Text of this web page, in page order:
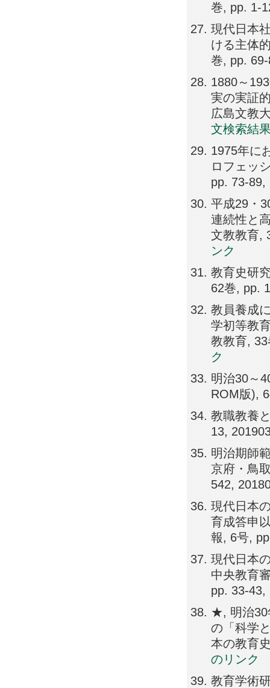
巻, pp. 1-
現代日本
ける主体
巻, pp.
1880～
実の実証
広島文教
文検索結
1975年に
ロフェッ
pp. 73-89,
平成29・
連続性と
文教教育,
ンク
教育史研
62巻, pp.
教員養成
学初等教
教教育,
ク
明治30～
ROM版),
教職教養
13,
明治期師
京府・鳥
542,
現代日本
育成答申
報, 6号,
現代日本
中央教育
pp. 33-43,
★, 明治30
の「科学
本の教育
のリンク
教育学術